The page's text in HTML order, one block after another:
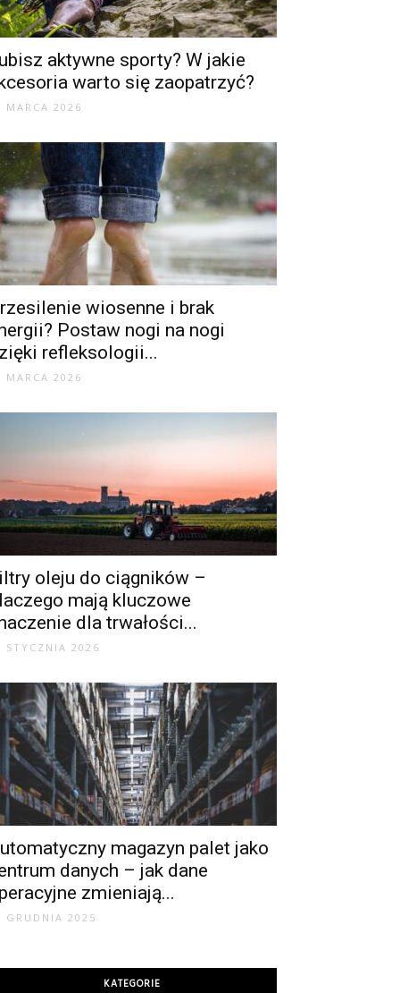
aktywne sporty? W jakie
warto się zaopatrzyć?
MARCA 2026
wiosenne i brak
Postaw nogi na nogi
refleksologii...
MARCA 2026
oleju do ciągników –
mają kluczowe
dla trwałości...
STYCZNIA 2026
magazyn palet jako
danych – jak dane
zmieniają...
GRUDNIA 2025
KATEGORIE